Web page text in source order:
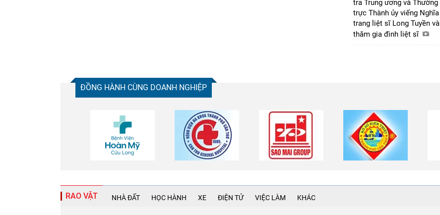
tra Trung ương và Thường
trực Thành ủy viếng Nghĩa
trang liệt sĩ Long Tuyền và
thăm gia đình liệt sĩ
ĐỒNG HÀNH CÙNG DOANH NGHIỆP
RAO VẶT NHÀ ĐẤT HỌC HÀNH XE ĐIỆN TỬ VIỆC LÀM KHÁC